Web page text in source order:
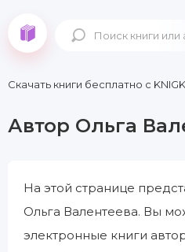
Скачать книги бесплатно c
Автор Ольга
На этой странице
Ольга Валентеева. Вы
электронные книги